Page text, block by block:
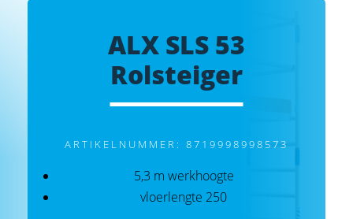
ALX SLS 53
Rolsteiger
ARTIKELNUMMER: 8719998998573
5,3 m werkhoogte
vloerlengte 250